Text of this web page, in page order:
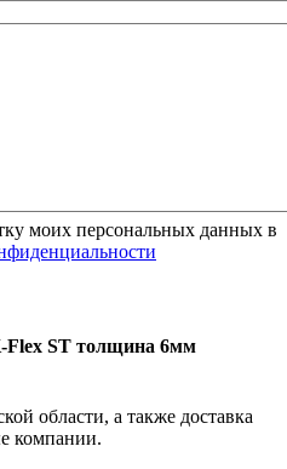
моих персональных данных в
Flex ST толщина 6мм
области, а также доставка
компании.